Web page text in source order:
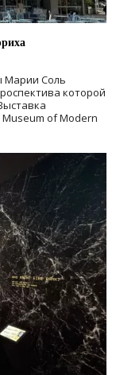
Марии Соль
которой
of Modern